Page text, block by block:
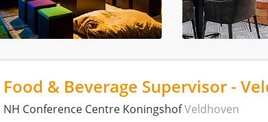
Food & Beverage Supervisor -
NH Conference Centre KoningshofVeldhoven